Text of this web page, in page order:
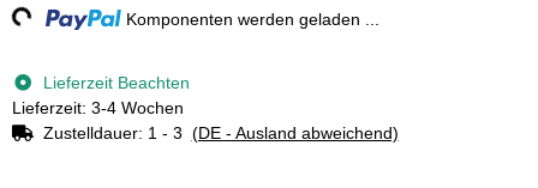
Komponenten werden geladen ...
Lieferzeit Beachten
Lieferzeit: 3-4 Wochen
Zustelldauer: 1 - 3 (DE - Ausland abweichend)